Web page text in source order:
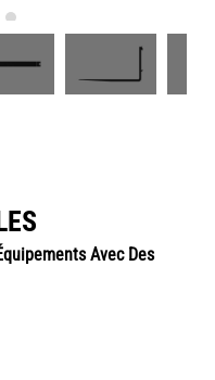
Avec Des